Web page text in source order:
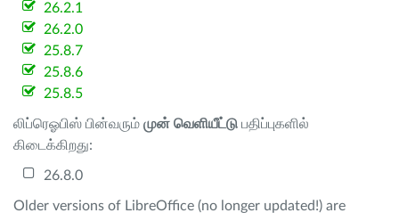
26.2.1
26.2.0
25.8.7
25.8.6
25.8.5
லிப்ரெஓபிஸ் பின்வரும் முன் வெளியீட்டு பதிப்புகளில்
கிடைக்கிறது:
26.8.0
Older versions of LibreOffice (no longer updated!) are